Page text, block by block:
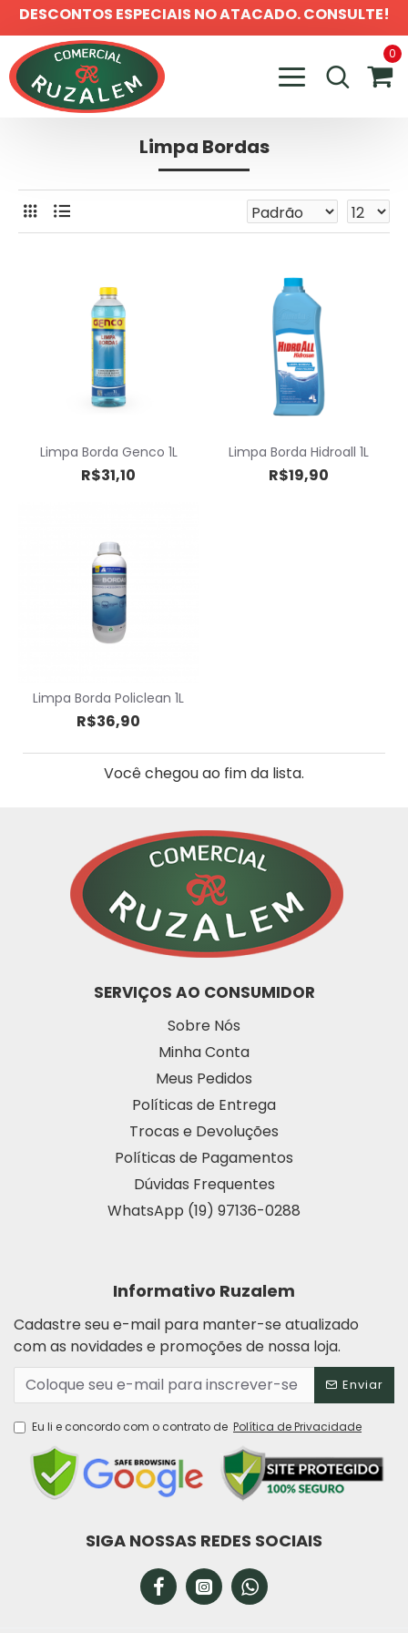
DESCONTOS ESPECIAIS NO ATACADO. CONSULTE!
0
Limpa Bordas
Limpa Borda Genco 1L
R$31,10
Limpa Borda Hidroall 1L
R$19,90
Limpa Borda Policlean 1L
R$36,90
Você chegou ao fim da lista.
SERVIÇOS AO CONSUMIDOR
Sobre Nós
Minha Conta
Meus Pedidos
Políticas de Entrega
Trocas e Devoluções
Políticas de Pagamentos
Dúvidas Frequentes
WhatsApp (19) 97136-0288
Informativo Ruzalem
Cadastre seu e-mail para manter-se atualizado
com as novidades e promoções de nossa loja.
Enviar
Eu li e concordo com o contrato de Política de Privacidade
SIGA NOSSAS REDES SOCIAIS